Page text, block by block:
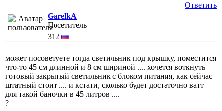
Ответить
GarelkA
Посетитель
312
может посоветуете тогда светильник под крышку, поместится
что-то 45 см длинной и 8 см шириной .... хочется воткнуть
готовый закрытый светильник с блоком питания, как сейчас
штатный стоит .... и кстати, сколько будет достаточно ватт
для такой баночки в 45 литров ....
?